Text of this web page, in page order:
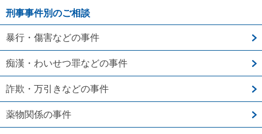
刑事事件別のご相談
暴行・傷害などの事件
痴漢・わいせつ罪などの事件
詐欺・万引きなどの事件
薬物関係の事件